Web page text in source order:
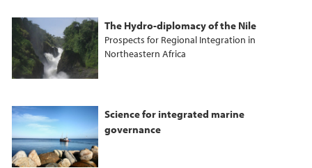
The Hydro-diplomacy of the Nile
Prospects for Regional Integration in
Northeastern Africa
Science for integrated marine
governance